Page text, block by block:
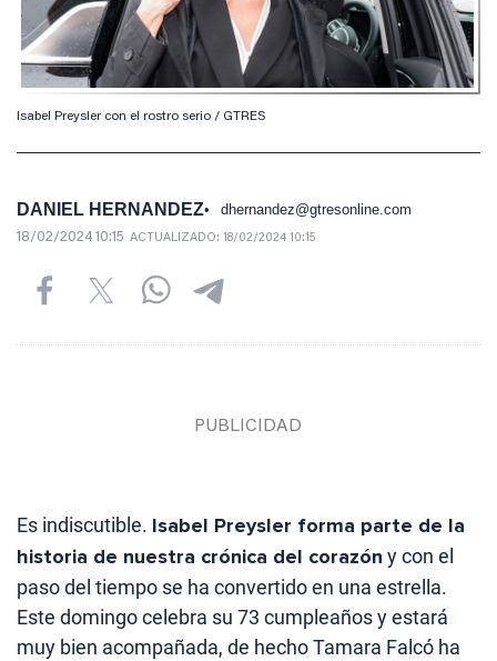
Isabel Preysler con el rostro serio / GTRES
DANIEL HERNANDEZ dhernandez@gtresonline.com
18/02/2024 10:15 ACTUALIZADO: 18/02/2024 10:15
Es indiscutible. Isabel Preysler forma parte de la
historia de nuestra crónica del corazón y con el
paso del tiempo se ha convertido en una estrella.
Este domingo celebra su 73 cumpleaños y estará
muy bien acompañada, de hecho Tamara Falcó ha